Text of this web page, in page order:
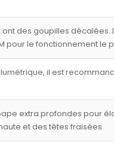
des goupilles décalées.
pour le fonctionnement le
il est
extra profondes pour
et des têtes fraisées